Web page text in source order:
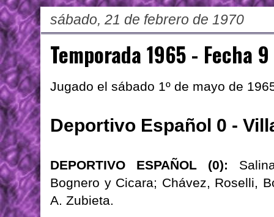
sábado, 21 de febrero de 1970
Temporada 1965 - Fecha 9
Jugado el sábado 1º de mayo de
Deportivo Español 0 -
DEPORTIVO ESPAÑOL (0):
Bognero y Cicara; Chávez, Roselli,
A. Zubieta.